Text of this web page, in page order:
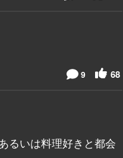
68
9
るいは料理好きと都会